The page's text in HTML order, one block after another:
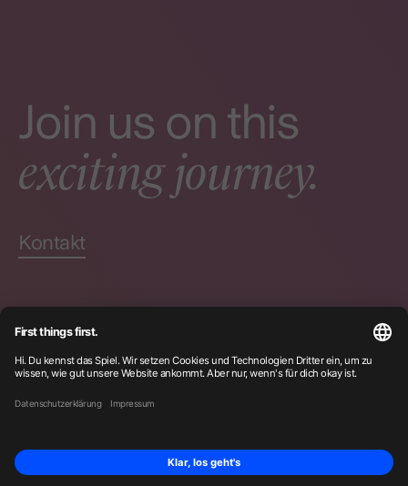
Join us on this
exciting journey.
Kontakt
Zertifizierungen
LinkedIn
© Becklyn2026